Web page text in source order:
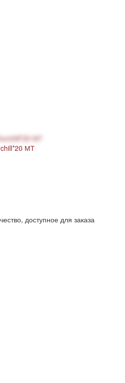
МТ
доступное для заказа